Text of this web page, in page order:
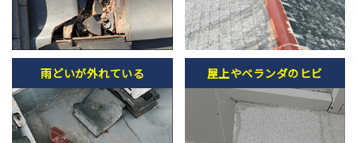
雨どいが外れている 屋上やベランダのヒビ